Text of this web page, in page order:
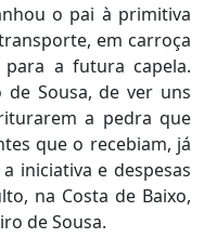
o pai à primitiva
em carroça
a futura capela.
de Sousa, de ver uns
a pedra que
que o recebiam, já
iniciativa e despesas
na Costa de Baixo,
de Sousa.